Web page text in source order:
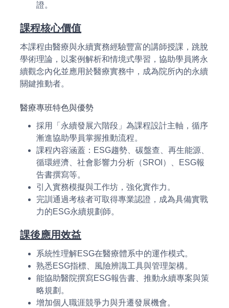
證。
課程核心價值
本課程由醫療與永續實務經驗豐富的講師授課，跳脫
學術理論，以案例解析和情境式學習，協助學員將永
續觀念內化並應用於醫療實務中，成為院所內的永續
關鍵推動者。
醫療專班特色與優勢
採用「永續發展六階段」為課程設計主軸，循序
漸進協助學員掌握推動流程。
課程內容涵蓋：ESG趨勢、碳盤查、再生能源、
循環經濟、社會影響力分析（SROI）、ESG報
告書撰寫等。
引入實務模擬與工作坊，強化實作力。
完訓通過考核者可取得專業認證，成為具備實戰
力的ESG永續規劃師。
課後應用效益
系統性理解ESG在醫療體系中的運作模式。
熟悉ESG指標、風險辨識工具與管理架構。
能協助醫院撰寫ESG報告書、推動永續專案與策
略規劃。
增加個人職涯競爭力與升遷發展機會。